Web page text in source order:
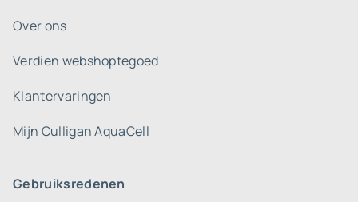
Over ons
Verdien webshoptegoed
Klantervaringen
Mijn Culligan AquaCell
Gebruiksredenen